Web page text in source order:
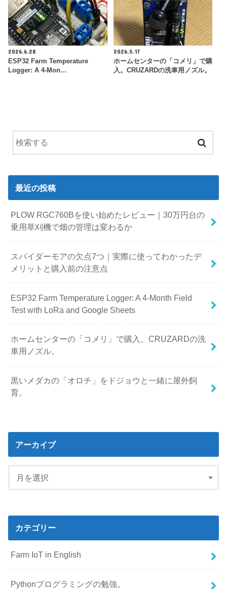
2026.6.28
ESP32 Farm Temperature
Logger: A 4-Mon…
2026.5.17
ホームセンターの「コメリ」で購
入。CRUZARDの洗車用ノズル。
最近の投稿
PLOW RGC760Bを使い始めたレビュー｜30万円台の
乗用草刈機で畑の管理は変わるか
スパイダーモアの欠点7つ｜実際に使ってわかったデ
メリットと購入前の注意点
ESP32 Farm Temperature Logger: A 4-Month Field
Test with LoRa and Google Sheets
ホームセンターの「コメリ」で購入。CRUZARDの洗
車用ノズル。
黒いメダカの「オロチ」をドジョウと一緒に屋外飼
育。
アーカイブ
カテゴリー
Farm IoT in English
Pythonプログラミングの勉強。